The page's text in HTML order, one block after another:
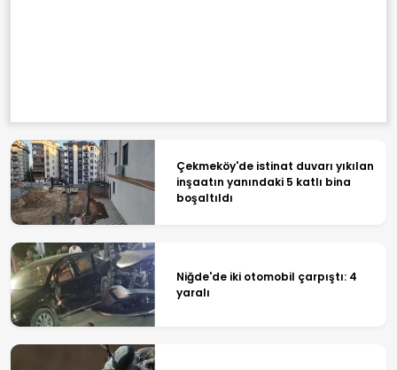
Çekmeköy'de istinat duvarı yıkılan
inşaatın yanındaki 5 katlı bina
boşaltıldı
Niğde'de iki otomobil çarpıştı: 4
yaralı